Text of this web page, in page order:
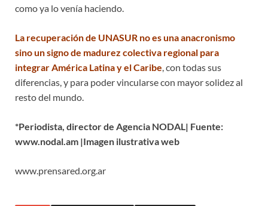
como ya lo venía haciendo.
La recuperación de UNASUR no es una anacronismo
sino un signo de madurez colectiva regional para
integrar América Latina y el Caribe , con todas sus
diferencias, y para poder vincularse con mayor solidez al
resto del mundo.
*Periodista, director de Agencia NODAL| Fuente:
www.nodal.am |Imagen ilustrativa web
www.prensared.org.ar